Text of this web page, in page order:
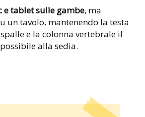
e tablet sulle gambe, ma
un tavolo, mantenendo la testa
e la colonna vertebrale il
alla sedia.